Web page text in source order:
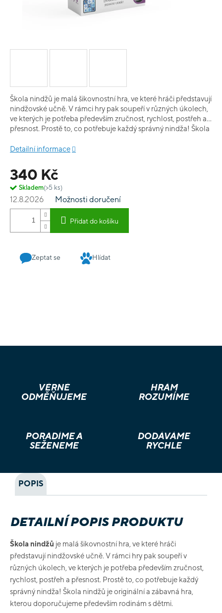
340 Kč
Skladem(>5 ks)
12.8.2026 Možnosti doručení
Přidat do košíku
Škola nindžů je malá šikovnostní hra, ve které hráči představují
nindžovské učně. V rámci hry pak soupeří v různých úkolech,
ve kterých je potřeba především zručnost, rychlost, postřeh a
přesnost. Prostě to, co potřebuje každý správný nindža! Škola
především rodinám s dětmi.
Detailní informace
Zeptat se Hlídat
VĚRNÉ
ODMĚŇUJEME
HRÁM
ROZUMÍME
PORADÍME A
SEŽENEME
DODÁVÁME
RYCHLE
POPIS
DETAILNÍ POPIS PRODUKTU
Škola nindžů je malá šikovnostní hra, ve které hráči
představují nindžovské učně. V rámci hry pak soupeří v
různých úkolech, ve kterých je potřeba především zručnost,
rychlost, postřeh a přesnost. Prostě to, co potřebuje každý
správný nindža! Škola nindžů je originální a zábavná hra,
kterou doporučujeme především rodinám s dětmi.